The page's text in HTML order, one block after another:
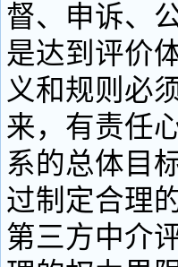
督、申诉、
是达到评价
义和规则必
来，有责任
系的总体目
过制定合理
第三方中介